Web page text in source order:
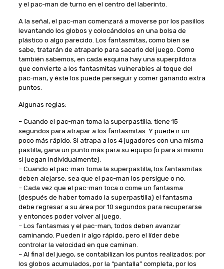
y el pac-man de turno en el centro del laberinto.
A la señal, el pac-man comenzará a moverse por los pasillos
levantando los globos y colocándolos en una bolsa de
plástico o algo parecido. Los fantasmitas, como bien se
sabe, tratarán de atraparlo para sacarlo del juego. Como
también sabemos, en cada esquina hay una superpíldora
que convierte a los fantasmitas vulnerables al toque del
pac-man, y éste los puede perseguir y comer ganando extra
puntos.
Algunas reglas:
– Cuando el pac-man toma la superpastilla, tiene 15
segundos para atrapar a los fantasmitas. Y puede ir un
poco más rápido. Si atrapa a los 4 jugadores con una misma
pastilla, gana un punto más para su equipo (o para sí mismo
si juegan individualmente).
– Cuando el pac-man toma la superpastilla, los fantasmitas
deben alejarse, sea que el pac-man los persigue o no.
– Cada vez que el pac-man toca o come un fantasma
(después de haber tomado la superpastilla) el fantasma
debe regresar a su área por 10 segundos para recuperarse
y entonces poder volver al juego.
– Los fantasmas y el pac-man, todos deben avanzar
caminando. Pueden ir algo rápido, pero el líder debe
controlar la velocidad en que caminan.
– Al final del juego, se contabilizan los puntos realizados: por
los globos acumulados, por la “pantalla” completa, por los